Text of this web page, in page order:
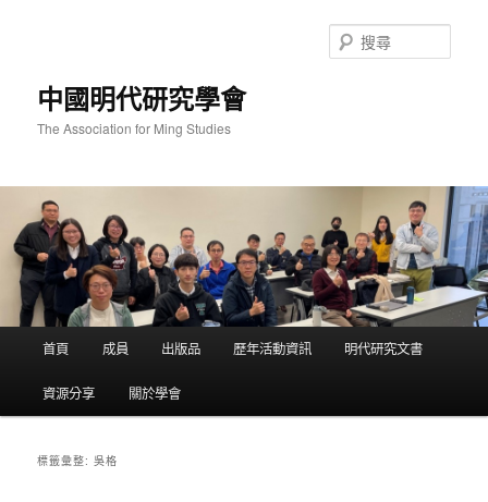
中國明代研究學會
The Association for Ming Studies
尋
首頁 成員 出版品 歷年活動資訊 明代研究文書
資源分享 關於學會
標籤彙整:吳格